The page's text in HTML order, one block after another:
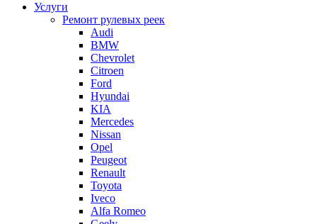
Услуги
Ремонт рулевых реек
Audi
BMW
Chevrolet
Citroen
Ford
Hyundai
KIA
Mercedes
Nissan
Opel
Peugeot
Renault
Toyota
Iveco
Alfa Romeo